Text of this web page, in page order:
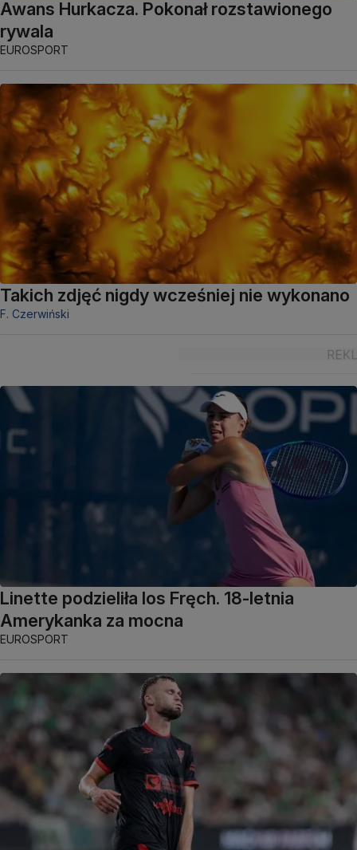
Awans Hurkacza. Pokonał rozstawionego
rywala
EUROSPORT
Takich zdjęć nigdy wcześniej nie wykonano
F. Czerwiński
Linette podzieliła los Fręch. 18-letnia
Amerykanka za mocna
EUROSPORT